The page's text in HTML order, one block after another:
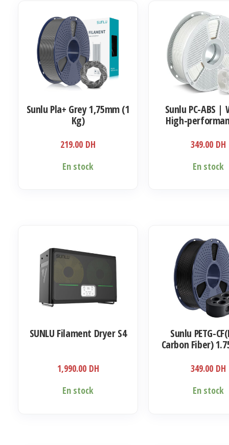
Sunlu Pla+ Grey 1,75mm (1
Kg)
219.00 DH
En stock
Sunlu PC-ABS |
High-
Filament
349.00 DH
En stock
SUNLU Filament Dryer S4
1,990.00 DH
En stock
Sunlu PETG-
Carbon Fiber)
349.00 DH
En stock